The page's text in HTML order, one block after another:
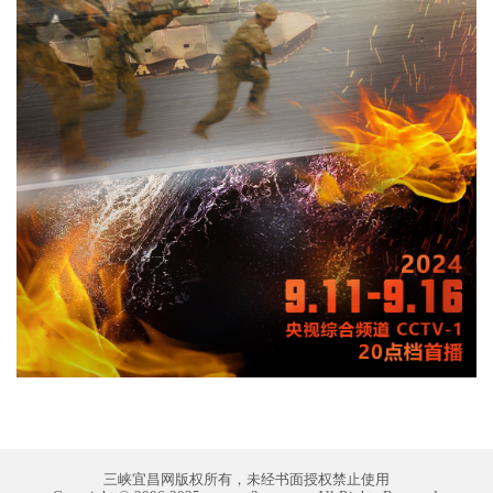
三峡宜昌网版权所有，未经书面授权禁止使用